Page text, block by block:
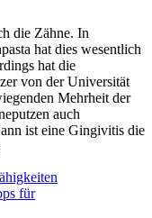
die Zähne. In
hat dies wesentlich
hat die
von der Universität
Mehrheit der
auch
ist eine Gingivitis die
für